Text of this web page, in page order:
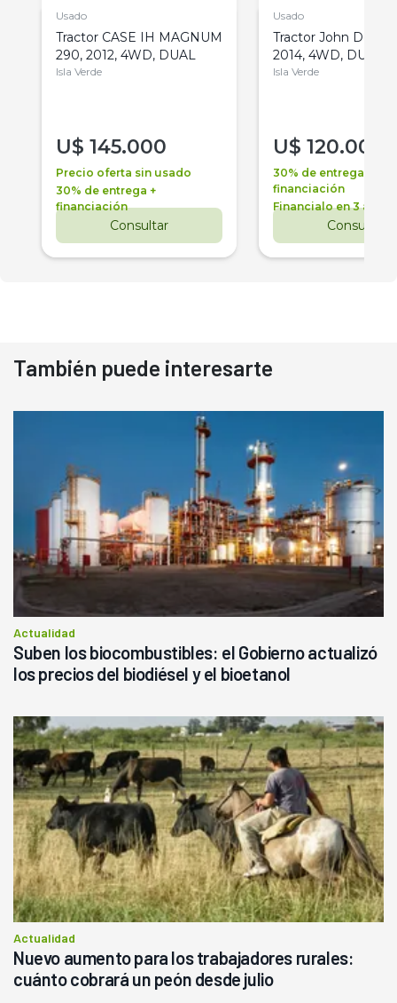
Usado
Tractor CASE IH MAGNUM
290, 2012, 4WD, DUAL
Isla Verde
U$ 145.000
Precio oferta sin usado
30% de entrega +
financiación
Consultar
Usado
Tractor John Deere
2014, 4WD, DUAL
Isla Verde
U$ 120.000
30% de entrega +
financiación
Financialo en 3 años
Consultar
También puede interesarte
Actualidad
Suben los biocombustibles: el Gobierno actualizó
los precios del biodiésel y el bioetanol
Actualidad
Nuevo aumento para los trabajadores rurales:
cuánto cobrará un peón desde julio